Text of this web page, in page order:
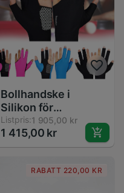
Bollhandske i
Silikon för
Biljard/Snooker -
Antiglid - För Herr &
Dam - Enstaka
Listpris:1 905,00 kr
1 415,00 kr
RABATT 220,00 KR